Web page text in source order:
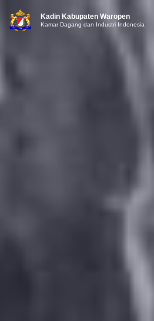
Kadin Kabupaten Waropen
Kamar Dagang dan Industri Indonesia